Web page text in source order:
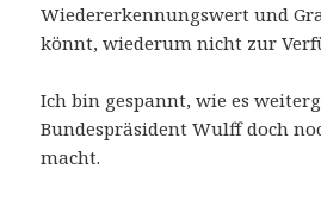
Wiedererkennungswert und
könnt, wiederum nicht zur
Ich bin gespannt, wie es
Bundespräsident Wulff doch
macht.